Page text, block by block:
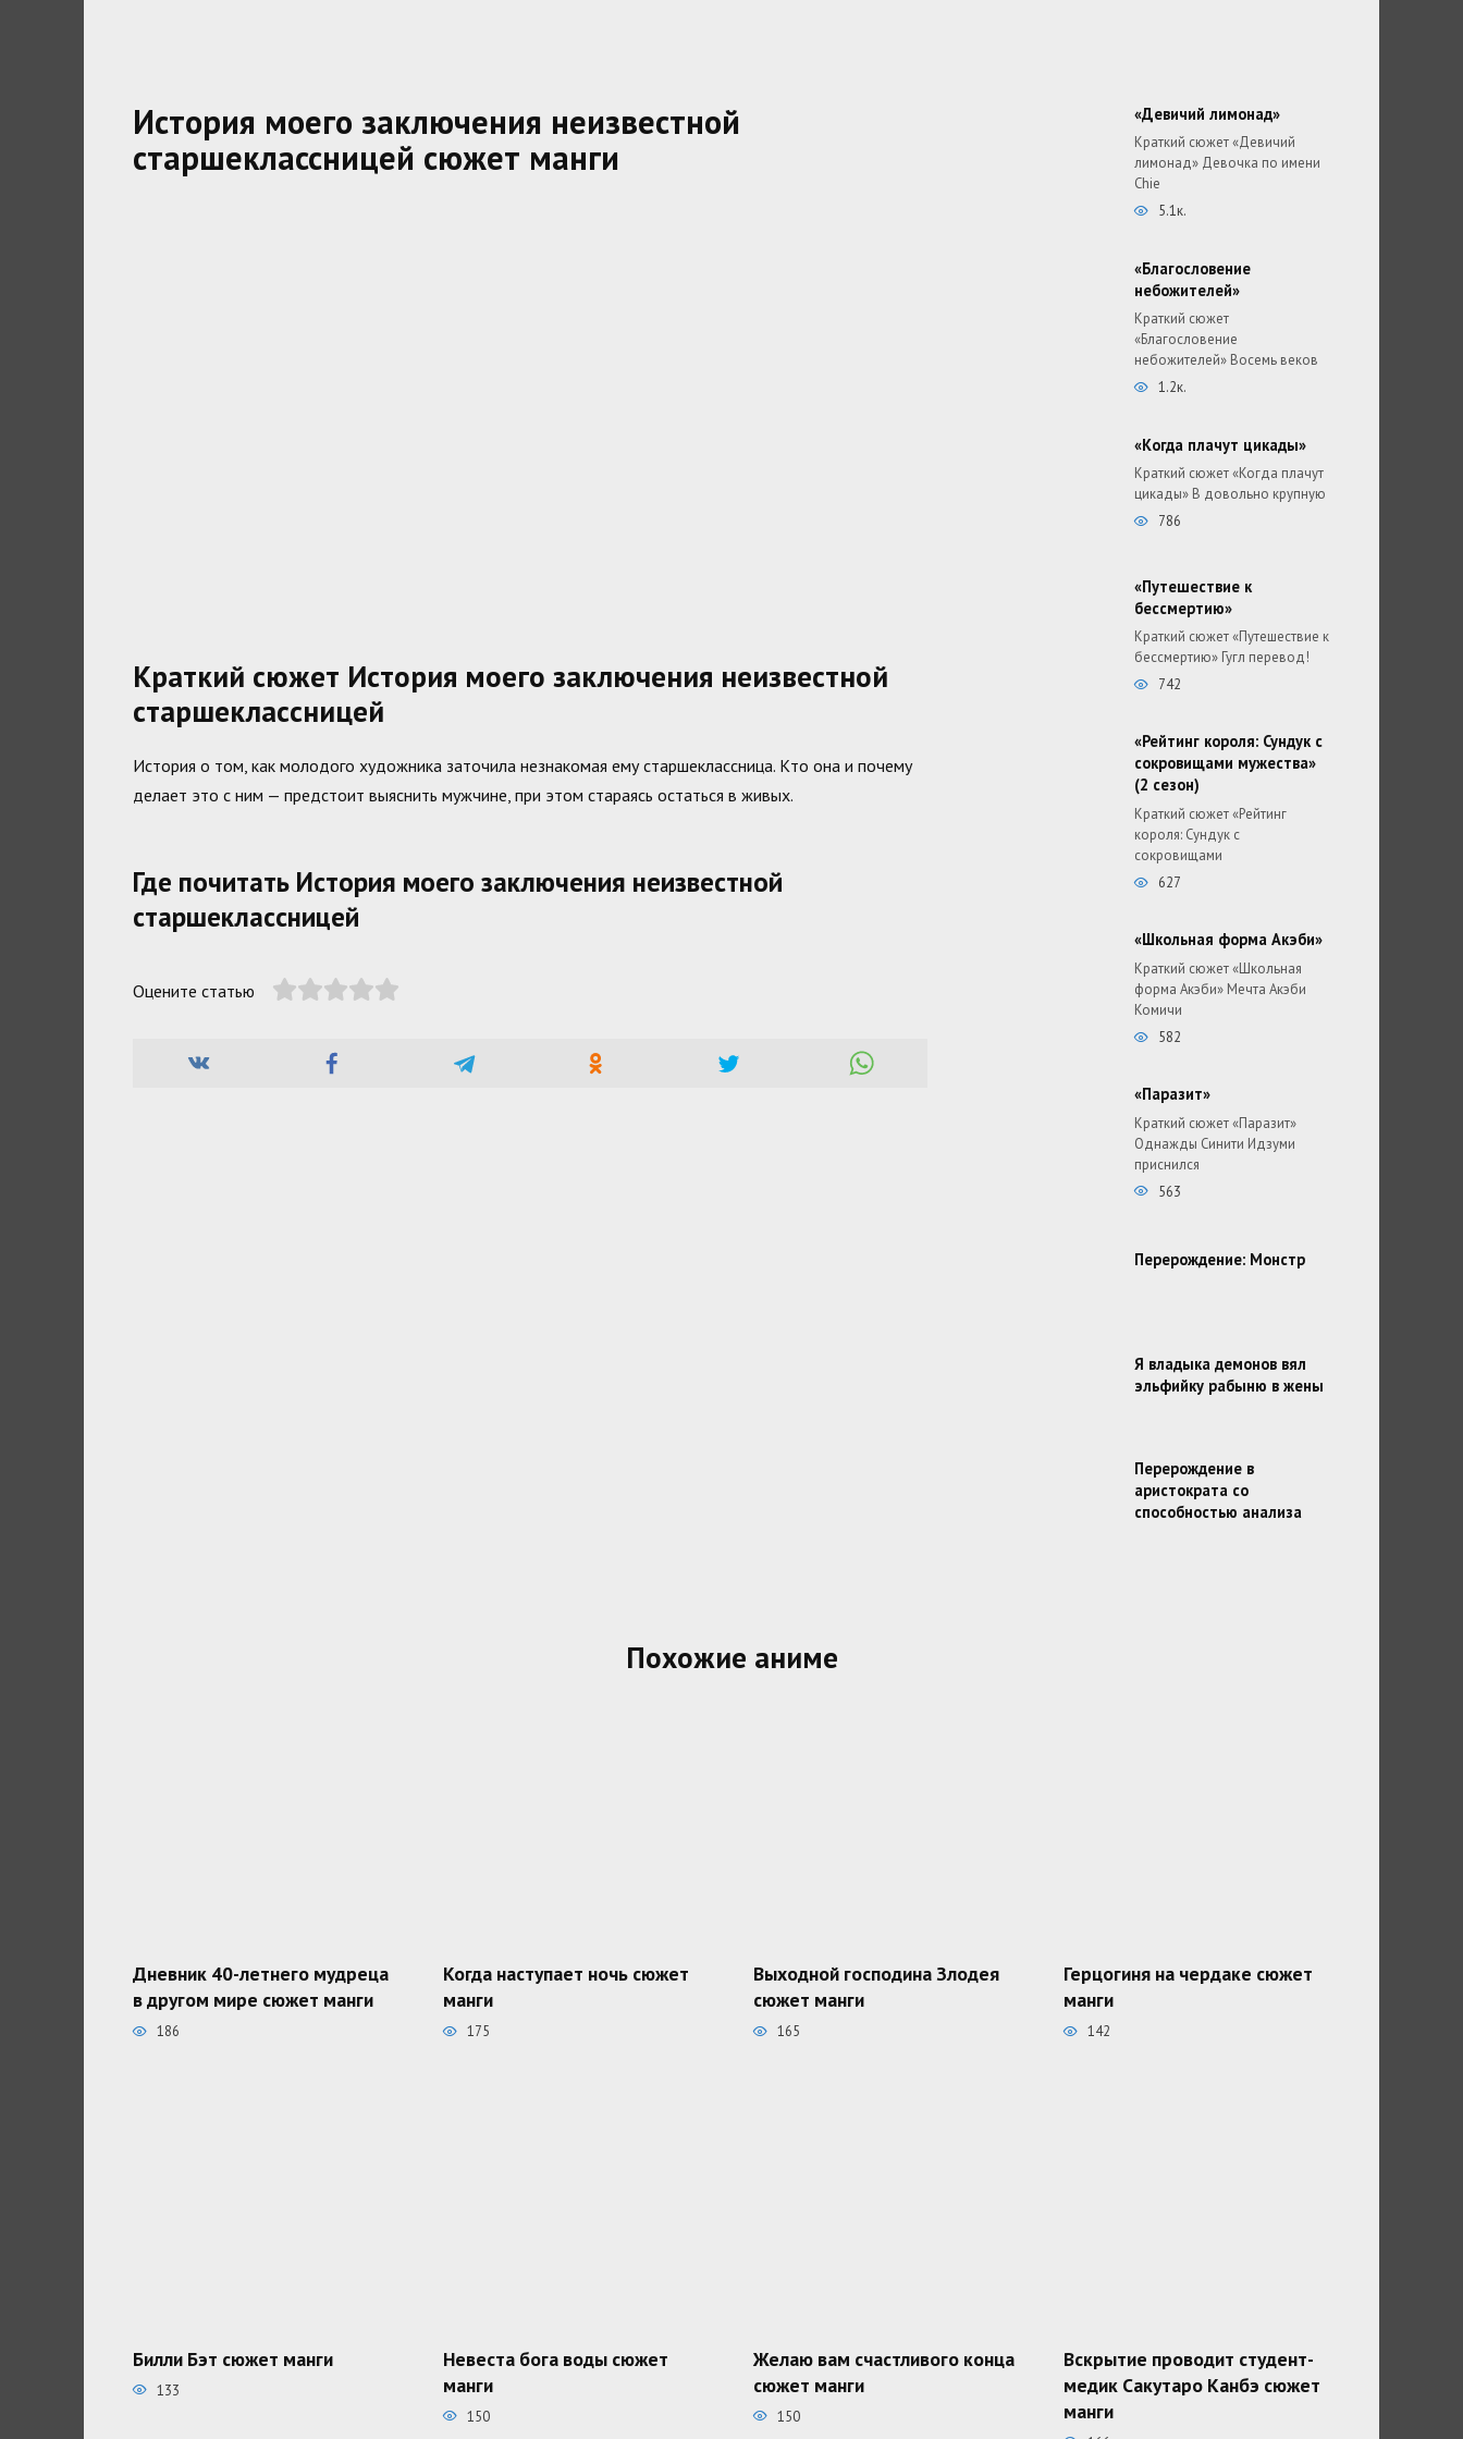
История моего заключения неизвестной
старшеклассницей сюжет манги
Краткий сюжет История моего заключения неизвестной
старшеклассницей
История о том, как молодого художника заточила незнакомая ему старшеклассница. Кто она и почему
делает это с ним — предстоит выяснить мужчине, при этом стараясь остаться в живых.
Где почитать История моего заключения неизвестной
старшеклассницей
Оцените статью
«Девичий лимонад»
Краткий сюжет «Девичий
лимонад» Девочка по имени
Chie
5.1к.
«Благословение
небожителей»
Краткий сюжет
«Благословение
небожителей» Восемь веков
1.2к.
«Когда плачут цикады»
Краткий сюжет «Когда плачут
цикады» В довольно крупную
786
«Путешествие к
бессмертию»
Краткий сюжет «Путешествие к
бессмертию» Гугл перевод!
742
«Рейтинг короля: Сундук с
сокровищами мужества»
(2 сезон)
Краткий сюжет «Рейтинг
короля: Сундук с
сокровищами
627
«Школьная форма Акэби»
Краткий сюжет «Школьная
форма Акэби» Мечта Акэби
Комичи
582
«Паразит»
Краткий сюжет «Паразит»
Однажды Синити Идзуми
приснился
563
Перерождение: Монстр
Я владыка демонов вял
эльфийку рабыню в жены
Перерождение в
аристократа со
способностью анализа
Похожие аниме
Дневник 40-летнего мудреца
в другом мире сюжет манги
186
Когда наступает ночь сюжет
манги
175
Выходной господина Злодея
сюжет манги
165
Герцогиня на чердаке сюжет
манги
142
Билли Бэт сюжет манги
133
Невеста бога воды сюжет
манги
150
Желаю вам счастливого конца
сюжет манги
150
Вскрытие проводит студент-
медик Сакутаро Канбэ сюжет
манги